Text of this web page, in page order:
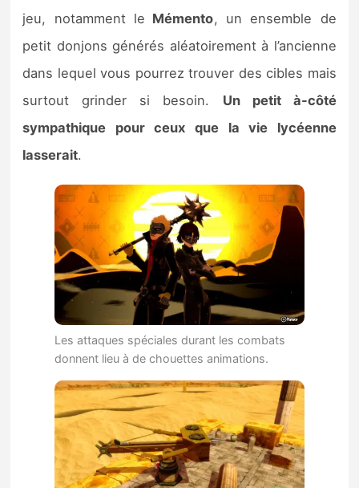
jeu, notamment le Mémento, un ensemble de
petit donjons générés aléatoirement à l’ancienne
dans lequel vous pourrez trouver des cibles mais
surtout grinder si besoin. Un petit à-côté
sympathique pour ceux que la vie lycéenne
lasserait.
Les attaques spéciales durant les combats
donnent lieu à de chouettes animations.